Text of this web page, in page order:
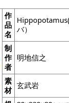
作
品
名 バ）
制
作
者
明地信之
素
材 玄武岩